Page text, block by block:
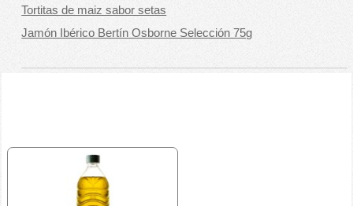
Tortitas de maiz sabor setas
Jamón Ibérico Bertín Osborne Selección 75g